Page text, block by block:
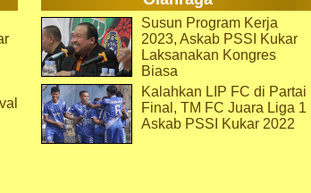
Susun Program Kerja
2023, Askab PSSI Kukar
Laksanakan Kongres
Biasa
Kalahkan LIP FC di Partai
Final, TM FC Juara Liga 1
Askab PSSI Kukar 2022